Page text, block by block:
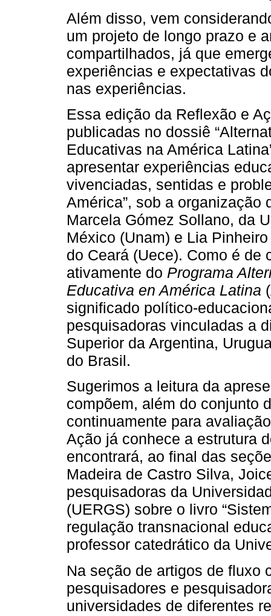
Além disso, vem
um projeto de longo prazo e
compartilhados, já que
experiências e expectativas
nas experiências.
Essa edição da Reflexão e
publicadas no dossiê
Educativas na América
apresentar experiências
vivenciadas, sentidas e
América”, sob a organização
Marcela Gómez Sollano, da
México (Unam) e Lia
do Ceará (Uece). Como é de
ativamente do Programa
Educativa en América Latina
significado político-
pesquisadoras vinculadas a
Superior da Argentina,
do Brasil.
Sugerimos a leitura da
compõem, além do conjunto
continuamente para
Ação já conhece a estrutura
encontrará, ao final das
Madeira de Castro Silva,
pesquisadoras da
(UERGS) sobre o livro
regulação transnacional
professor catedrático da
Na seção de artigos de fluxo
pesquisadores e
universidades de diferentes